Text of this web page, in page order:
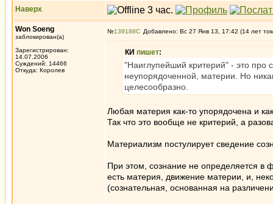
Наверх
Won Soeng
заблокирован(а)
Зарегистрирован:
14.07.2006
Суждений: 14466
Откуда: Королев
№139188 Добавлено: Вс 27 Янв 13, 17:42 (14 лет
КИ пишет:
"Наиглупейший критерий" - это про
неупорядоченной, материи. Но
целесообразно.
Любая материя как-то упорядочена и
Так что это вообще не критерий, а
Материализм постулирует сведение
При этом, сознание не определяется в
есть материя, движение материи, и,
(сознательная, основанная на